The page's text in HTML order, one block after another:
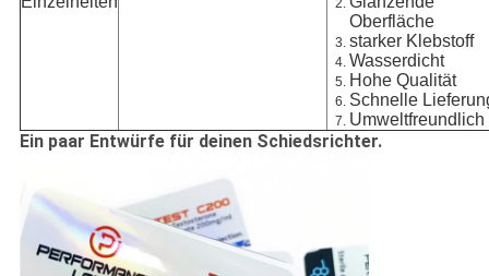
Oberfläche
starker Klebstoff
Wasserdicht
Hohe Qualität
Schnelle
Umweltfreundlich
Ein paar Entwürfe für deinen Schiedsrichter.